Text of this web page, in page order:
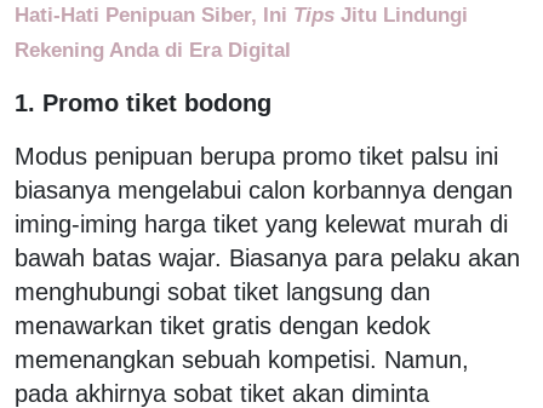
Hati-Hati Penipuan Siber, Ini Tips Jitu Lindungi
Rekening Anda di Era Digital
1. Promo tiket bodong
Modus penipuan berupa promo tiket palsu ini
biasanya mengelabui calon korbannya dengan
iming-iming harga tiket yang kelewat murah di
bawah batas wajar. Biasanya para pelaku akan
menghubungi sobat tiket langsung dan
menawarkan tiket gratis dengan kedok
memenangkan sebuah kompetisi. Namun,
pada akhirnya sobat tiket akan diminta